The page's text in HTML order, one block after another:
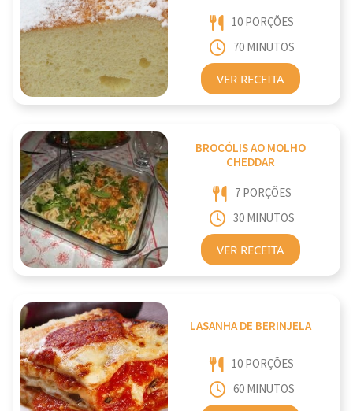
10 PORÇÕES
70 MINUTOS
VER RECEITA
BROCÓLIS AO MOLHO
CHEDDAR
7 PORÇÕES
30 MINUTOS
VER RECEITA
LASANHA DE BERINJELA
10 PORÇÕES
60 MINUTOS